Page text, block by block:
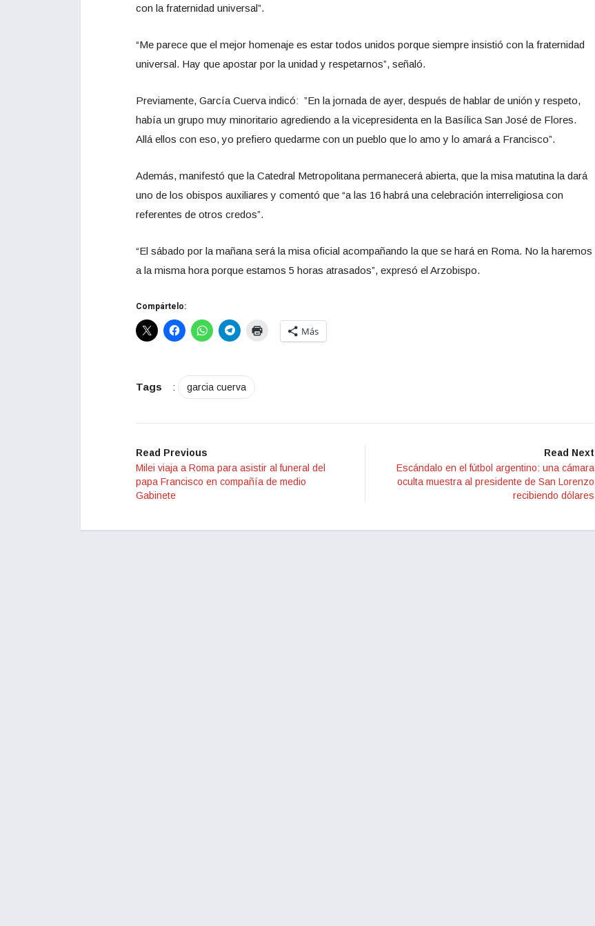
con la fraternidad universal”.
“Me parece que el mejor homenaje es estar todos unidos porque siempre insistió con la fraternidad
universal. Hay que apostar por la unidad y respetarnos”, señaló.
Previamente, García Cuerva indicó: ”En la jornada de ayer, después de hablar de unión y respeto,
había un grupo muy minoritario agrediendo a la vicepresidenta en la Basílica San José de Flores.
Allá ellos con eso, yo prefiero quedarme con un pueblo que lo amo y lo amará a Francisco”.
Además, manifestó que la Catedral Metropolitana permanecerá abierta, que la misa matutina la dará
uno de los obispos auxiliares y comentó que “a las 16 habrá una celebración interreligiosa con
referentes de otros credos”.
“El sábado por la mañana será la misa oficial acompañando la que se hará en Roma. No la haremos
a la misma hora porque estamos 5 horas atrasados”, expresó el Arzobispo.
Compártelo:
Más
Tags : garcia cuerva
Read Previous
Milei viaja a Roma para asistir al funeral del
papa Francisco en compañía de medio
Gabinete
Read Next
Escándalo en el fútbol argentino: una cámara
oculta muestra al presidente de San Lorenzo
recibiendo dólares